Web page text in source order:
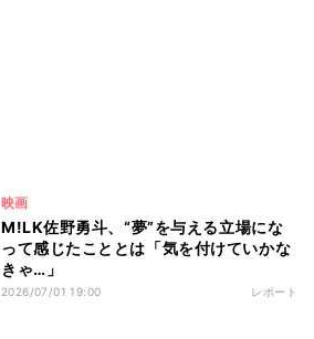
映画
M!LK佐野勇斗、“夢”を与える立場にな
って感じたこととは「気を付けていかな
きゃ…」
2026/07/01 19:00 レポート